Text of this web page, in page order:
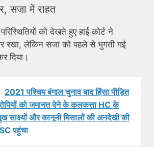
सजा में राहत
को देखते हुए हाई कोर्ट ने
रखा, लेकिन सजा को पहले से भुगती गई
दिया।
2021 पश्चिम बंगाल चुनाव बाद हिंसा पीड़ित
को जमानत देने के कलकत्ता HC के
और कानूनी मिसालों की अनदेखी की
पहुंचा